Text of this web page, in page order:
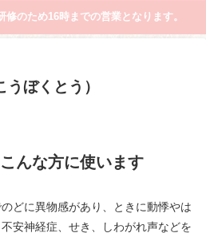
修のため16時までの営業となります。
ぼくとう）
んな方に使います
どに異物感があり、ときに動悸やは
安神経症、せき、しわがれ声などを